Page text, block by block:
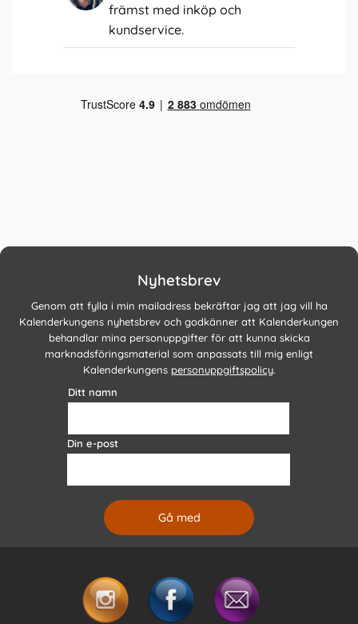
främst med inköp och
kundservice.
Nyhetsbrev
Genom att fylla i min mailadress bekräftar jag att jag vill ha
Kalenderkungens nyhetsbrev och godkänner att Kalenderkungen
behandlar mina personuppgifter för att kunna skicka
marknadsföringsmaterial som anpassats till mig enligt
Kalenderkungens personuppgiftspolicy.
Ditt namn
Din e-post